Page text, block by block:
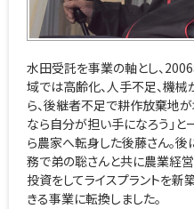
水田受託を事業の軸とし、
域では高齢化、人手不足、機
ら、後継者不足で耕作放棄地が
なら自分が担い手になろう」
ら農家へ転身した後藤さん。
務で弟の聡さんと共に農業経
投資をしてライスプラントを
きる事業に転換しました。